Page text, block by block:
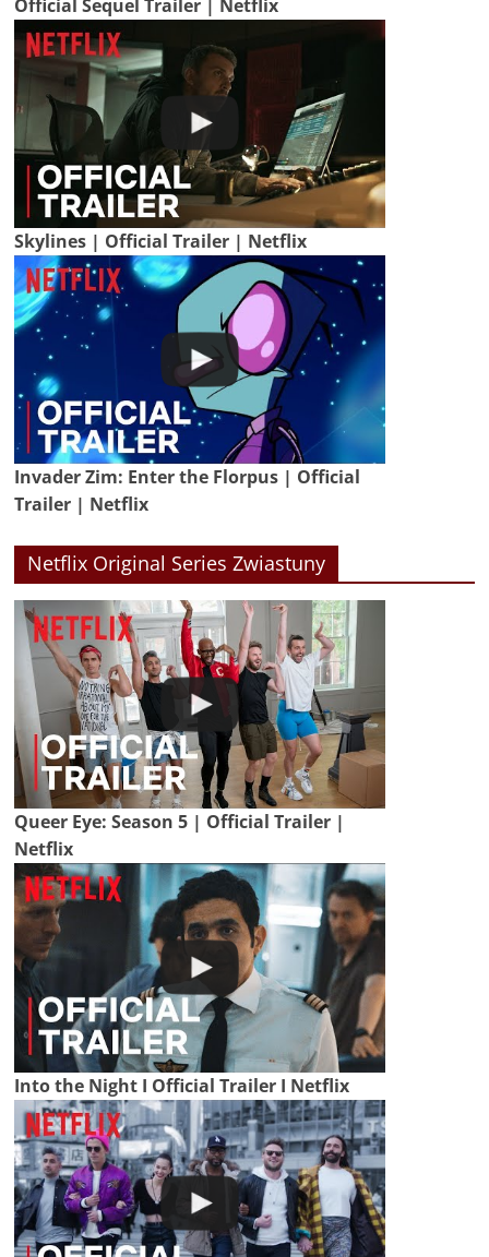
Official Sequel Trailer | Netflix
Skylines | Official Trailer | Netflix
Invader Zim: Enter the Florpus | Official
Trailer | Netflix
Netflix Original Series Zwiastuny
Queer Eye: Season 5 | Official Trailer |
Netflix
Into the Night I Official Trailer I Netflix